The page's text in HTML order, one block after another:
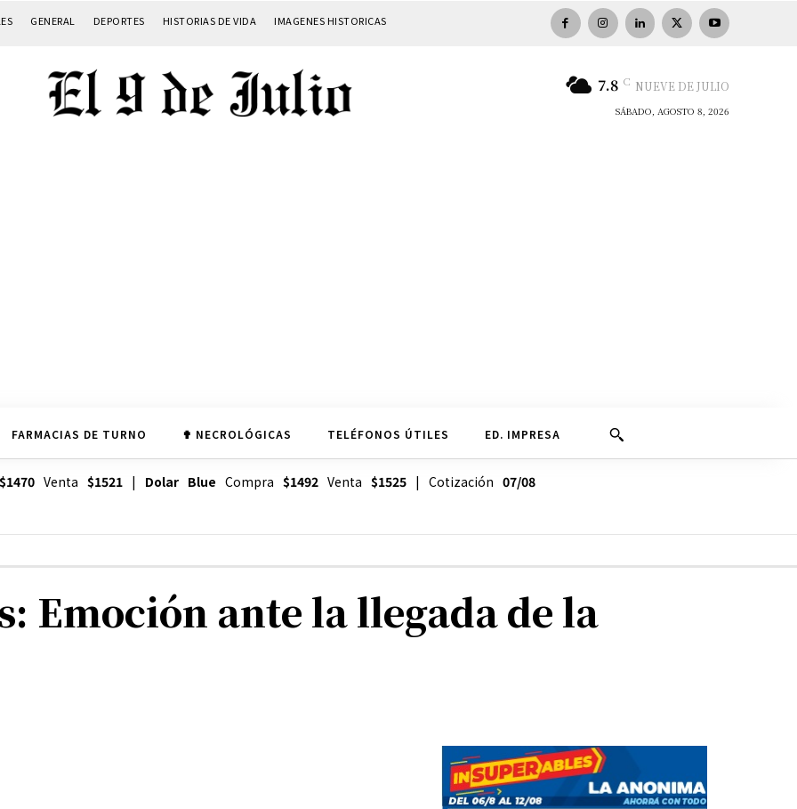
GENERAL DEPORTES HISTORIAS DE VIDA IMAGENES HISTORICAS
7.8 C NUEVE DE JULIO
SÁBADO, AGOSTO 8, 2026
FARMACIAS DE TURNO ✟ NECROLÓGICAS TELÉFONOS ÚTILES ED. IMPRESA
$1470Venta $1521| Dolar Blue Compra $1492Venta $1525| Cotización 07/08
Emoción ante la llegada de la